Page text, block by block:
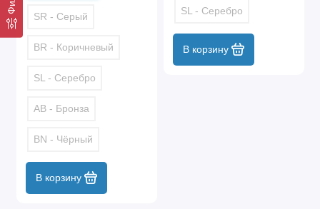
SR - Серый
BR - Коричневый
SL - Серебро
AB - Бронза
BN - Чёрный
В корзину
SL - Серебро
В корзину